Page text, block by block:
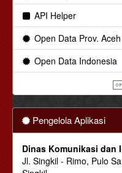
API Helper
Open Data Prov. Aceh
Open Data Indonesia
Pengelola Aplikasi
Dinas Komunikasi dan
Jl. Singkil - Rimo, Pulo